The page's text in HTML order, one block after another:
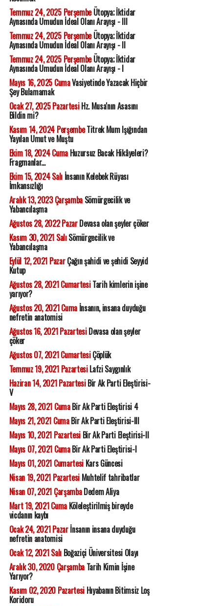
Temmuz 24, 2025 PerşembeÜtopya; İktidar
Aynasında Umudun İdeal Olanı Arayışı - III
Temmuz 24, 2025 PerşembeÜtopya; İktidar
Aynasında Umudun İdeal Olanı Arayışı - II
Temmuz 24, 2025 PerşembeÜtopya; İktidar
Aynasında Umudun İdeal Olanı Arayışı - I
Mayıs 16, 2025 CumaVasiyetinde Yazacak Hiçbir
Şey Bulamamak
Ocak 27, 2025 PazartesiHz. Musa'nın Asasını
Bildin mi?
Kasım 14, 2024 PerşembeTitrek Mum Işığından
Yayılan Umut ve Muştu
Ekim 18, 2024 CumaHuzursuz Bacak Hikâyeleri?
Fragmanlar...
Ekim 15, 2024 Salıİnsanın Kelebek Rüyası
İmkansızlığı
Aralık 13, 2023 ÇarşambaSömürgecilik ve
Yabancılaşma
Ağustos 28, 2022 PazarDevasa olan şeyler çöker
Kasım 30, 2021 SalıSömürgecilik ve
Yabancılaşma
Eylül 12, 2021 PazarÇağın şahidi ve şehidi Seyyid
Kutup
Ağustos 28, 2021 CumartesiTarih kimlerin işine
yarıyor?
Ağustos 20, 2021 Cumaİnsanın, insana duyduğu
nefretin anatomisi
Ağustos 16, 2021 PazartesiDevasa olan şeyler
çöker
Ağustos 07, 2021 CumartesiÇöplük
Temmuz 19, 2021 PazartesiLafzi Saygınlık
Haziran 14, 2021 PazartesiBir Ak Parti Eleştirisi-
V
Mayıs 28, 2021 CumaBir Ak Parti Eleştirisi 4
Mayıs 21, 2021 CumaBir Ak Parti Eleştirisi-III
Mayıs 10, 2021 PazartesiBir Ak Parti Eleştirisi-II
Mayıs 07, 2021 CumaBir Ak Parti Eleştirisi-I
Mayıs 01, 2021 CumartesiKars Güncesi
Nisan 19, 2021 PazartesiMuhtelif tahribatlar
Nisan 07, 2021 ÇarşambaDedem Aliya
Mart 19, 2021 CumaKöleleştirilmiş bireyde
vicdanın kaybı
Ocak 24, 2021 Pazarİnsanın insana duyduğu
nefretin anatomisi
Ocak 12, 2021 SalıBoğaziçi Üniversitesi Olayı
Aralık 30, 2020 ÇarşambaTarih Kimin İşine
Yarıyor?
Kasım 02, 2020 PazartesiHıyabanın Bitimsiz Loş
Koridoru